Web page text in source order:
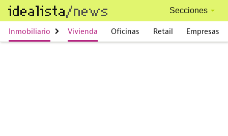
Skip to main content Secciones
Main navigation
Inmobiliario Vivienda Oficinas Retail Empresas